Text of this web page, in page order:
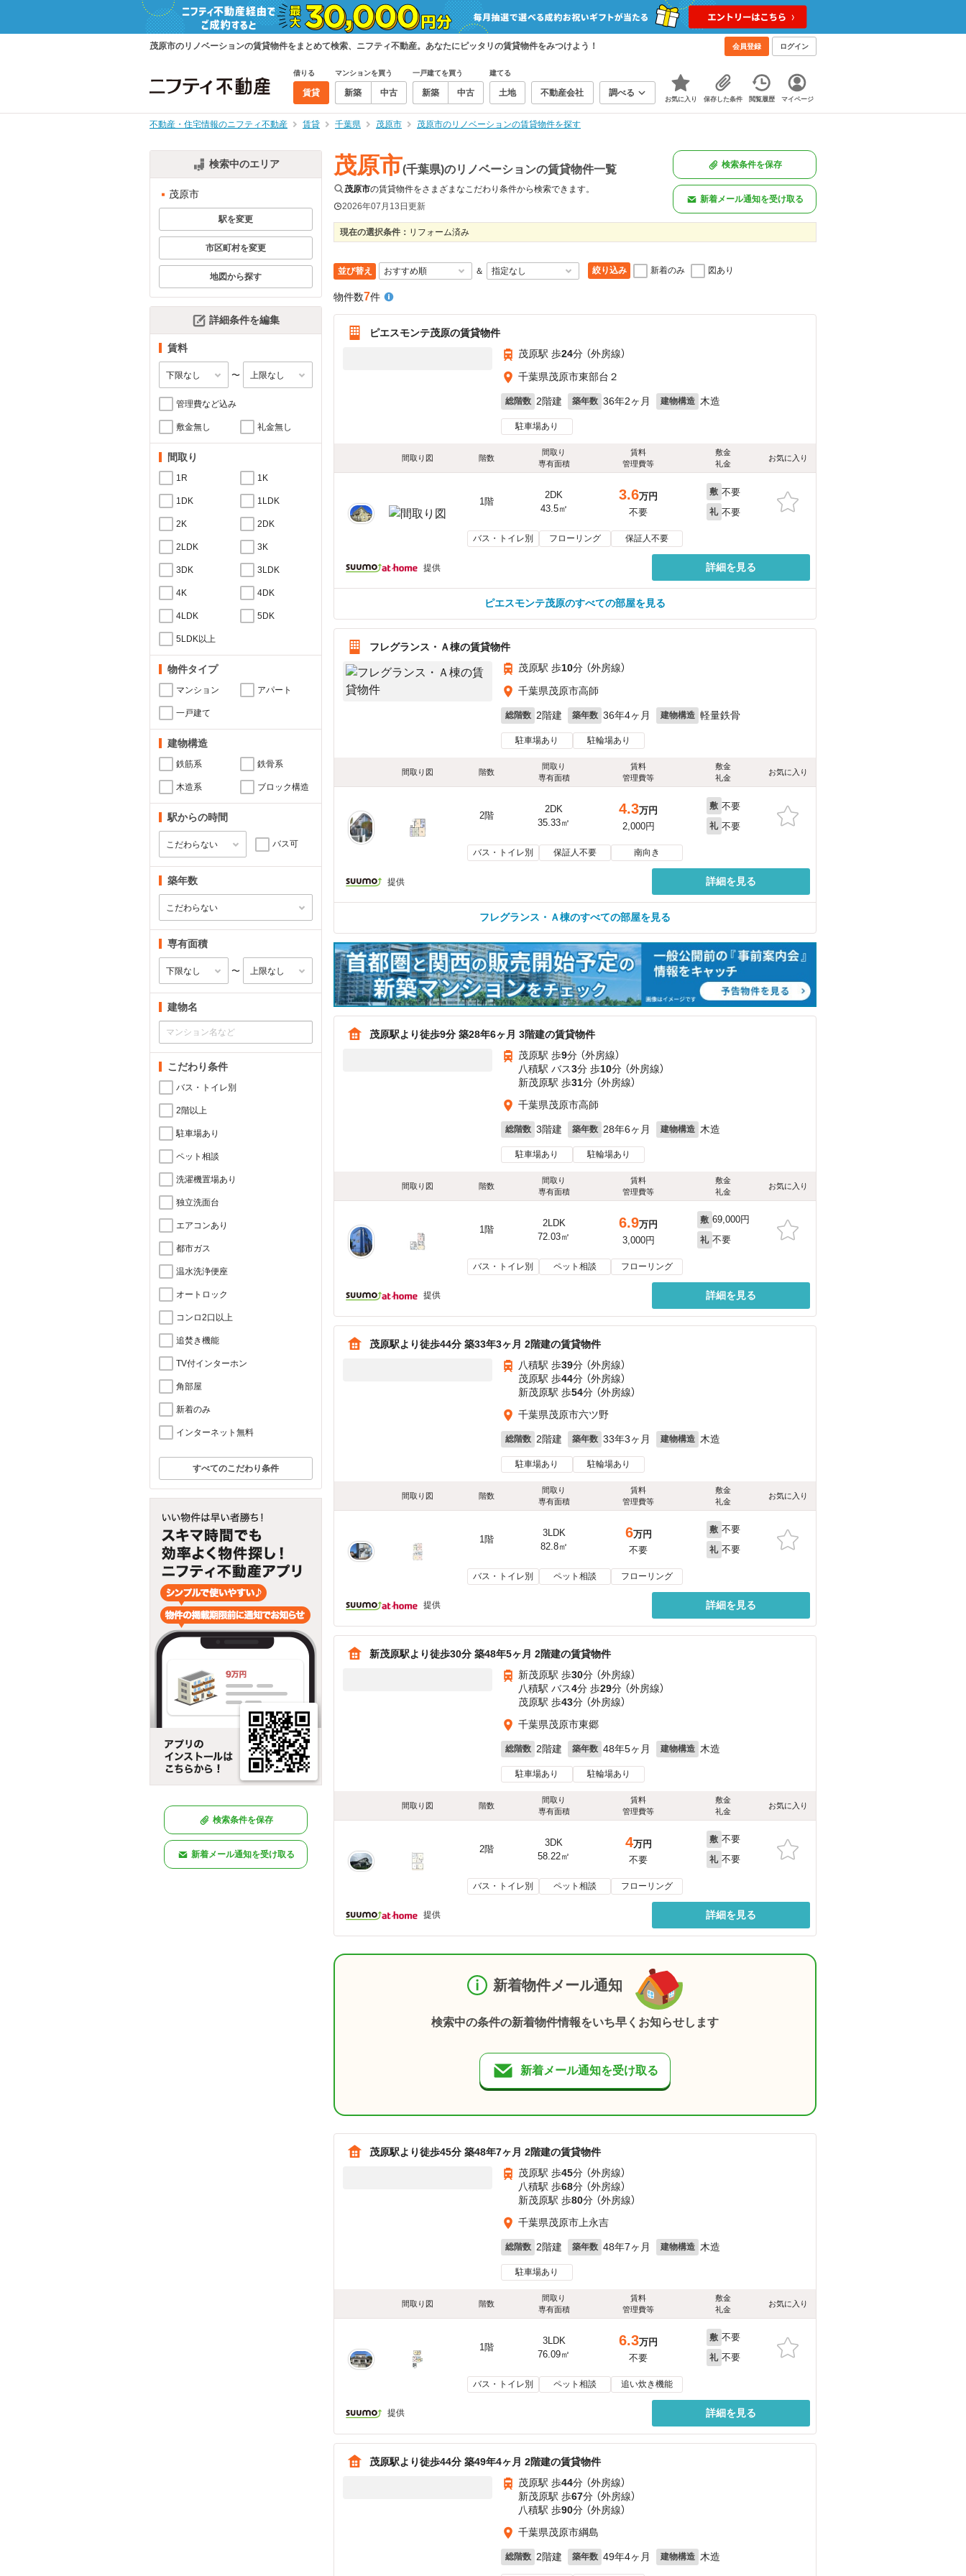
茂原市のリノベーションの賃貸物件をまとめて検索、ニフティ不動産。あなたにピッタリの賃貸物件をみつけよう！ 会員登録 ログイン
借りる
賃貸
マンションを買う
新築 中古
一戸建てを買う
新築 中古
建てる
土地 不動産会社 調べる
お気に入り 保存した条件 閲覧履歴 マイページ
不動産・住宅情報のニフティ不動産 賃貸 千葉県 茂原市 茂原市のリノベーションの賃貸物件を探す
検索中のエリア
茂原市
駅を変更
市区町村を変更
地図から探す
詳細条件を編集
賃料
〜
管理費など込み
敷金無し 礼金無し
間取り
1R 1K
1DK 1LDK
2K 2DK
2LDK 3K
3DK 3LDK
4K 4DK
4LDK 5DK
5LDK以上
物件タイプ
マンション アパート
一戸建て
建物構造
鉄筋系 鉄骨系
木造系 ブロック構造
駅からの時間
バス可
築年数
専有面積
〜
建物名
こだわり条件
バス・トイレ別
2階以上
駐車場あり
ペット相談
洗濯機置場あり
独立洗面台
エアコンあり
都市ガス
温水洗浄便座
オートロック
コンロ2口以上
追焚き機能
TV付インターホン
角部屋
新着のみ
インターネット無料
すべてのこだわり条件
検索条件を保存
新着メール通知を受け取る
茂原市(千葉県)のリノベーションの賃貸物件一覧
茂原市の賃貸物件をさまざまなこだわり条件から検索できます。
2026年07月13日更新
検索条件を保存
新着メール通知を受け取る
現在の選択条件： リフォーム済み
並び替え ＆ 絞り込み 新着のみ 図あり
物件数7件
ピエスモンテ茂原の賃貸物件
茂原駅 歩24分 （外房線）
千葉県茂原市東部台２
総階数 2階建 築年数 36年2ヶ月 建物構造 木造
駐車場あり
間取り図 階数
間取り
専有面積
賃料
管理費等
敷金
礼金
お気に入り
1階
2DK
43.5㎡
3.6万円
不要
敷 不要
礼 不要
バス・トイレ別 フローリング 保証人不要
提供 詳細を見る
ピエスモンテ茂原のすべての部屋を見る
フレグランス・Ａ棟の賃貸物件
茂原駅 歩10分 （外房線）
千葉県茂原市高師
総階数 2階建 築年数 36年4ヶ月 建物構造 軽量鉄骨
駐車場あり 駐輪場あり
間取り図 階数
間取り
専有面積
賃料
管理費等
敷金
礼金
お気に入り
2階
2DK
35.33㎡
4.3万円
2,000円
敷 不要
礼 不要
バス・トイレ別 保証人不要 南向き
提供 詳細を見る
フレグランス・Ａ棟のすべての部屋を見る
茂原駅より徒歩9分 築28年6ヶ月 3階建の賃貸物件
茂原駅 歩9分 （外房線）
八積駅 バス3分 歩10分 （外房線）
新茂原駅 歩31分 （外房線）
千葉県茂原市高師
総階数 3階建 築年数 28年6ヶ月 建物構造 木造
駐車場あり 駐輪場あり
間取り図 階数
間取り
専有面積
賃料
管理費等
敷金
礼金
お気に入り
1階
2LDK
72.03㎡
6.9万円
3,000円
敷 69,000円
礼 不要
バス・トイレ別 ペット相談 フローリング
提供 詳細を見る
茂原駅より徒歩44分 築33年3ヶ月 2階建の賃貸物件
八積駅 歩39分 （外房線）
茂原駅 歩44分 （外房線）
新茂原駅 歩54分 （外房線）
千葉県茂原市六ツ野
総階数 2階建 築年数 33年3ヶ月 建物構造 木造
駐車場あり 駐輪場あり
間取り図 階数
間取り
専有面積
賃料
管理費等
敷金
礼金
お気に入り
1階
3LDK
82.8㎡
6万円
不要
敷 不要
礼 不要
バス・トイレ別 ペット相談 フローリング
提供 詳細を見る
新茂原駅より徒歩30分 築48年5ヶ月 2階建の賃貸物件
新茂原駅 歩30分 （外房線）
八積駅 バス4分 歩29分 （外房線）
茂原駅 歩43分 （外房線）
千葉県茂原市東郷
総階数 2階建 築年数 48年5ヶ月 建物構造 木造
駐車場あり 駐輪場あり
間取り図 階数
間取り
専有面積
賃料
管理費等
敷金
礼金
お気に入り
2階
3DK
58.22㎡
4万円
不要
敷 不要
礼 不要
バス・トイレ別 ペット相談 フローリング
提供 詳細を見る
新着物件メール通知
検索中の条件の新着物件情報をいち早くお知らせします
新着メール通知を受け取る
茂原駅より徒歩45分 築48年7ヶ月 2階建の賃貸物件
茂原駅 歩45分 （外房線）
八積駅 歩68分 （外房線）
新茂原駅 歩80分 （外房線）
千葉県茂原市上永吉
総階数 2階建 築年数 48年7ヶ月 建物構造 木造
駐車場あり
間取り図 階数
間取り
専有面積
賃料
管理費等
敷金
礼金
お気に入り
1階
3LDK
76.09㎡
6.3万円
不要
敷 不要
礼 不要
バス・トイレ別 ペット相談 追い炊き機能
提供 詳細を見る
茂原駅より徒歩44分 築49年4ヶ月 2階建の賃貸物件
茂原駅 歩44分 （外房線）
新茂原駅 歩67分 （外房線）
八積駅 歩90分 （外房線）
千葉県茂原市綱島
総階数 2階建 築年数 49年4ヶ月 建物構造 木造